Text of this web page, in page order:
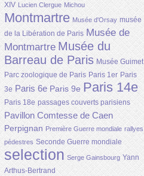
XIV Lucien Clergue Michou
Montmartre Musée d'Orsay musée
de la Libération de Paris Musée de
Montmartre Musée du
Barreau de Paris Musée Guimet
Parc zoologique de Paris Paris 1er Paris
3e Paris 6e Paris 9e Paris 14e
Paris 18e passages couverts parisiens
Pavillon Comtesse de Caen
Perpignan Première Guerre mondiale rallyes
pédestres Seconde Guerre mondiale
selection Serge Gainsbourg Yann
Arthus-Bertrand